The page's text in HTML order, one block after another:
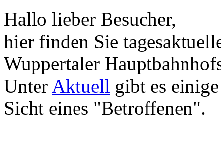
Hallo lieber Besucher,
hier finden Sie
Wuppertaler
Unter Aktuell gibt es
Sicht eines "Betroffenen".